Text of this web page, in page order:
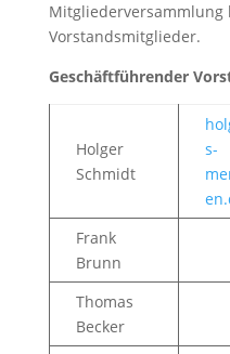
Vorstandsmitglieder.
Geschäftführender
Holger
Schmidt
s-
Frank
Brunn
Thomas
Becker